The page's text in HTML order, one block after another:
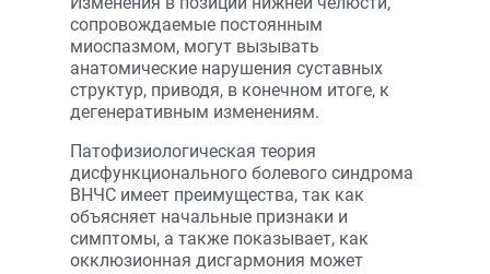
сопровождаемые постоянным
миоспазмом, могут вызывать
анатомические нарушения суставных
структур, приводя, в конечном итоге, к
дегенеративным изменениям.
Патофизиологическая теория
дисфункционального болевого синдрома
ВНЧС имеет преимущества, так как
объясняет начальные признаки и
симптомы, а также показывает, как
окклюзионная дисгармония может